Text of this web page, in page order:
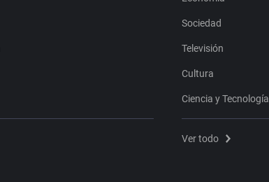
Sociedad
Televisión
Cultura
Ciencia y Tecnología
Ver todo